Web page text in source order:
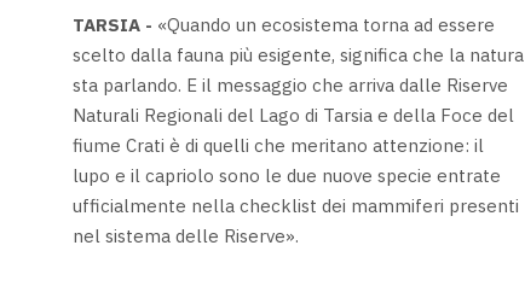
TARSIA - «Quando un ecosistema torna ad essere
scelto dalla fauna più esigente, significa che la natura
sta parlando. E il messaggio che arriva dalle Riserve
Naturali Regionali del Lago di Tarsia e della Foce del
fiume Crati è di quelli che meritano attenzione: il
lupo e il capriolo sono le due nuove specie entrate
ufficialmente nella checklist dei mammiferi presenti
nel sistema delle Riserve».